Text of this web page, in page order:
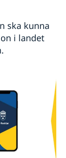
ska kunna
i landet